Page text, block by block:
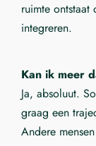
ruimte ontstaat
integreren.
Kan ik meer
Ja, absoluut.
graag een
Andere